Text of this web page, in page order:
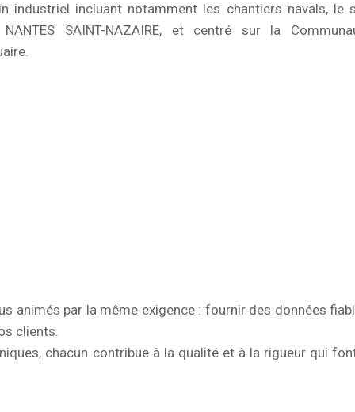
industriel incluant notamment les chantiers navals, le
SAINT-NAZAIRE, et centré sur la
animés par la même exigence : fournir des données
clients.
chacun contribue à la qualité et à la rigueur qui